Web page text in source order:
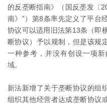
的反垄断指南》（国反垄发〔
南》”）第8条率先定义了平台
协议可以适用旧法第13条（即
断协议）予以规制，但是该规
一种参考，并没有创设一项
域。
新法新增了关于垄断协议的组
组织其他经营者达成垄断协议